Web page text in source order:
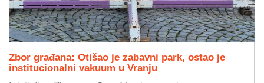
Zbor građana: Otišao je zabavni park, ostao je
institucionalni vakuum u Vranju